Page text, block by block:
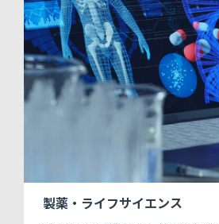
製薬・ライフサイエンス